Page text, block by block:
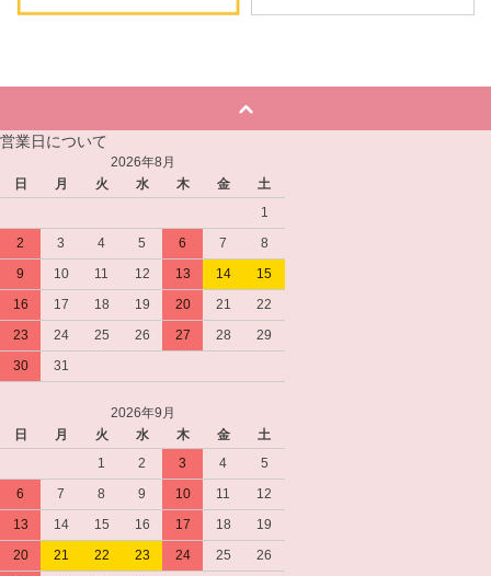
営業日について
2026年8月
日
月 火 水 木 金
土
1
2
3 4 5 6 7
8
9
10 11 12 13 14
15
16
17 18 19 20 21
22
23
24 25 26 27 28
29
30
31
2026年9月
日
月 火 水 木 金
土
1
2 3 4
5
6
7 8 9 10 11
12
13
14 15 16 17 18
19
20
21 22 23 24 25
26